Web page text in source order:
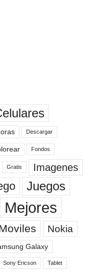
Descargar
Fondos
Gratis Imagenes
Juegos
Mejores
Nokia
Galaxy
Sony Ericson Tablet